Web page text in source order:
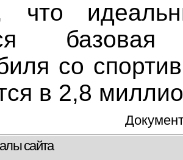
что
базовая
со
в 2,8
сайта